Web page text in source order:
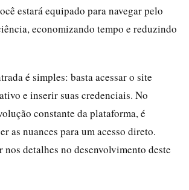
estará equipado para navegar pelo
economizando tempo e reduzindo
é simples: basta acessar o site
e inserir suas credenciais. No
constante da plataforma, é
as nuances para um acesso direto.
nos detalhes no desenvolvimento deste